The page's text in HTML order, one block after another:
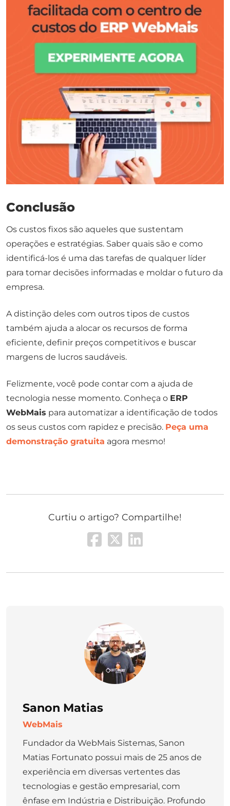
Conclusão
Os custos fixos são aqueles que sustentam
operações e estratégias. Saber quais são e como
identificá-los é uma das tarefas de qualquer líder
para tomar decisões informadas e moldar o futuro da
empresa.
A distinção deles com outros tipos de custos
também ajuda a alocar os recursos de forma
eficiente, definir preços competitivos e buscar
margens de lucros saudáveis.
Felizmente, você pode contar com a ajuda de
tecnologia nesse momento. Conheça o ERP
WebMais para automatizar a identificação de todos
os seus custos com rapidez e precisão. Peça uma
demonstração gratuita agora mesmo!
Curtiu o artigo? Compartilhe!
Sanon Matias
WebMais
Fundador da WebMais Sistemas, Sanon
Matias Fortunato possui mais de 25 anos de
experiência em diversas vertentes das
tecnologias e gestão empresarial, com
ênfase em Indústria e Distribuição. Profundo